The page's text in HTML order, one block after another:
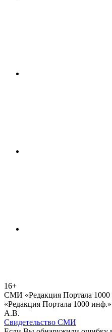
16+
СМИ «Редакция Портала
«Редакция Портала 1000
А.В.
Свидетельство СМИ